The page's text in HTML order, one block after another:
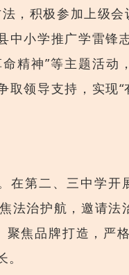
，积极参加上级
小学推广学雷锋
精神”等主题活动
领导支持，实现
在第二、三中学开
治护航，邀请法
焦品牌打造，严